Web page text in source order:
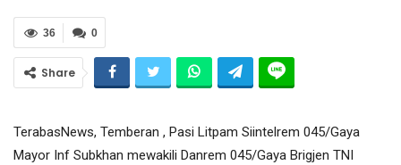
0
36
Share
TerabasNews, Temberan , Pasi Litpam Siintelrem 045/Gaya
Mayor Inf Subkhan mewakili Danrem 045/Gaya Brigjen TNI